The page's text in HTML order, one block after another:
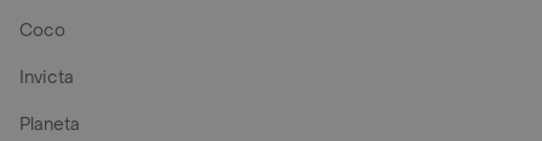
Coco
Invicta
Planeta